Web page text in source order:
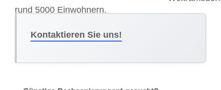
rund 5000 Einwohnern.
Kontaktieren Sie uns!